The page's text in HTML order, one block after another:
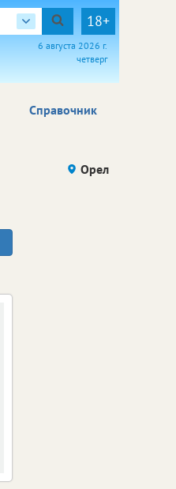
18+
6 августа 2026 г.
четверг
Справочник
Орел